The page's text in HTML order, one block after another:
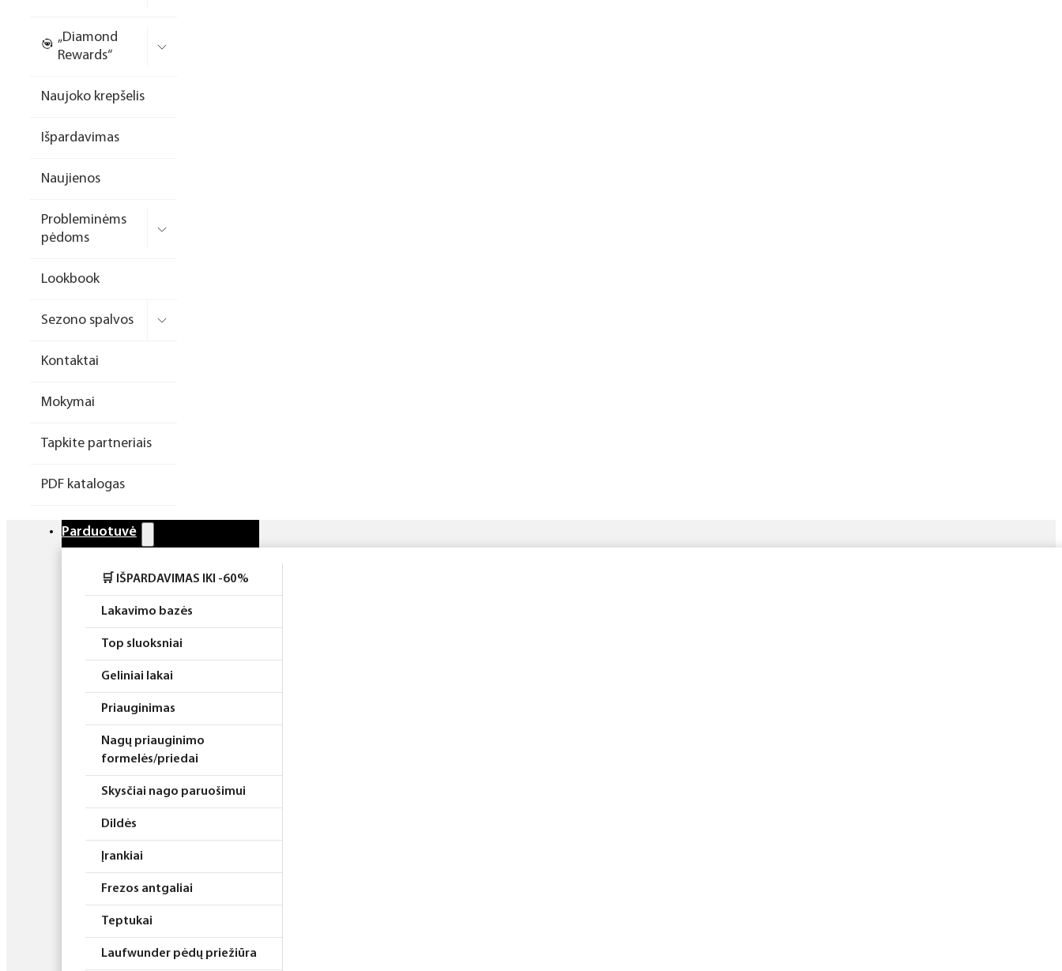
formelės/priedai
Dildės
Įrankiai
Laufwunder pėdų priežiūra
priemonės
Rinkiniai
„Diamond
Rewards“
Naujoko krepšelis
Išpardavimas
Naujienos
Probleminėms
pėdoms
Lookbook
Sezono spalvos
Kontaktai
Mokymai
Tapkite partneriais
PDF katalogas
Parduotuvė
🛒 IŠPARDAVIMAS IKI -60%
Lakavimo bazės
Top sluoksniai
Geliniai lakai
Priauginimas
Nagų priauginimo
formelės/priedai
Skysčiai nago paruošimui
Dildės
Įrankiai
Frezos antgaliai
Teptukai
Laufwunder pėdų priežiūra